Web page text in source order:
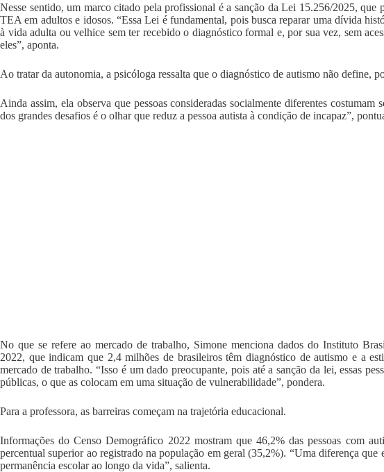
Nesse sentido, um marco citado pela profissional é a sanção da Lei 15.256/2025, que
TEA em adultos e idosos. “Essa Lei é fundamental, pois busca reparar uma dívida
à vida adulta ou velhice sem ter recebido o diagnóstico formal e, por sua vez, sem
eles”, aponta.
Ao tratar da autonomia, a psicóloga ressalta que o diagnóstico de autismo não define,
Ainda assim, ela observa que pessoas consideradas socialmente diferentes
dos grandes desafios é o olhar que reduz a pessoa autista à condição de incapaz”,
No que se refere ao mercado de trabalho, Simone menciona dados do Instituto
2022, que indicam que 2,4 milhões de brasileiros têm diagnóstico de autismo e a
mercado de trabalho. “Isso é um dado preocupante, pois até a sanção da lei, essas
públicas, o que as colocam em uma situação de vulnerabilidade”, pondera.
Para a professora, as barreiras começam na trajetória educacional.
Informações do Censo Demográfico 2022 mostram que 46,2% das pessoas com
percentual superior ao registrado na população em geral (35,2%). “Uma diferença que
permanência escolar ao longo da vida”, salienta.